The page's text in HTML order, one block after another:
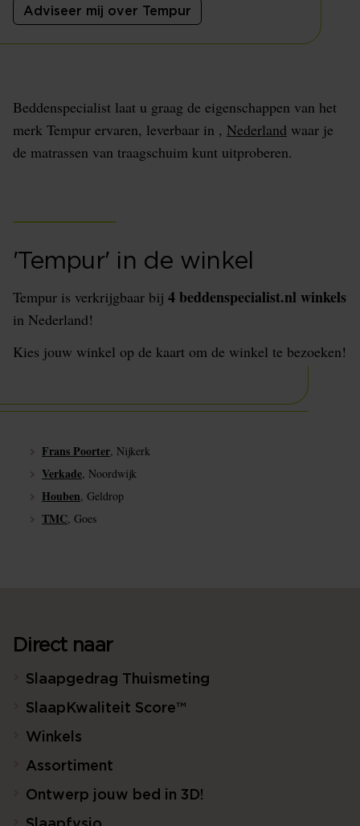
Adviseer mij over Tempur
Beddenspecialist laat u graag de eigenschappen van het
merk Tempur ervaren, leverbaar in , Nederland waar je
de matrassen van traagschuim kunt uitproberen.
'Tempur' in de winkel
Tempur is verkrijgbaar bij 4 beddenspecialist.nl winkels
in Nederland!
Kies jouw winkel op de kaart om de winkel te bezoeken!
Frans Poorter, Nijkerk
Verkade, Noordwijk
Houben, Geldrop
TMC, Goes
Direct naar
Slaapgedrag Thuismeting
SlaapKwaliteit Score™
Winkels
Assortiment
Ontwerp jouw bed in 3D!